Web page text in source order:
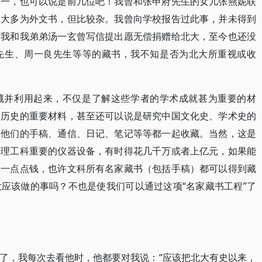
多为外文书，但比较杂。我曾向学校报告过此事，并未得到
和我弟弟汤一玄曾写信提出愿无偿捐赠给北大，至今也还没
、周一良先生等等的藏书，我不知是否为北大所重视或收
利用起来，不仅是了解这些学者的学术成就甚为重要的材
史的重要材料，甚至还可以说是研究中国文化史、学术史的
们的手稿、通信、日记、笔记等等都一起收藏。当然，这是
工科重要的仪器设备，有时得花几千万或者上亿元，如果能
点点钱，也许文科所有名家藏书（包括手稿）都可以得到藏
该做的事吗？不也是使我们可以通过这项“名家藏书工程”了
，我每次去看他时，他都要对我说：“应该把北大有史以来，